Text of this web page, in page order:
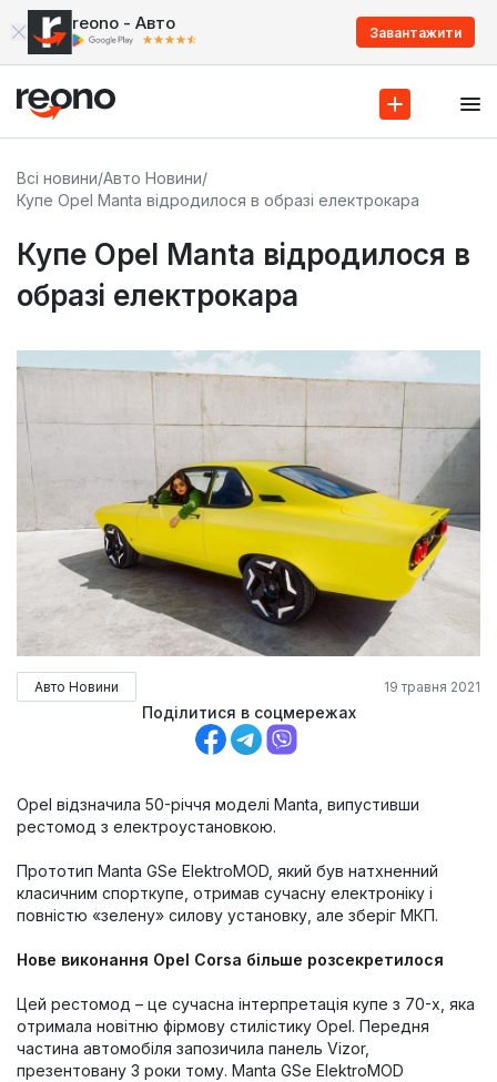
reono - Авто Завантажити
Всі новини/Авто Новини/
Купе Opel Manta відродилося в образі електрокара
Купе Opel Manta відродилося в
образі електрокара
Авто Новини 19 травня 2021
Поділитися в соцмережах
Opel відзначила 50-річчя моделі Manta, випустивши
рестомод з електроустановкою.
Прототип Manta GSe ElektroMOD, який був натхненний
класичним спорткупе, отримав сучасну електроніку і
повністю «зелену» силову установку, але зберіг МКП.
Нове виконання Opel Corsa більше розсекретилося
Цей рестомод – це сучасна інтерпретація купе з 70-х, яка
отримала новітню фірмову стилістику Opel. Передня
частина автомобіля запозичила панель Vizor,
презентовану 3 роки тому. Manta GSe ElektroMOD